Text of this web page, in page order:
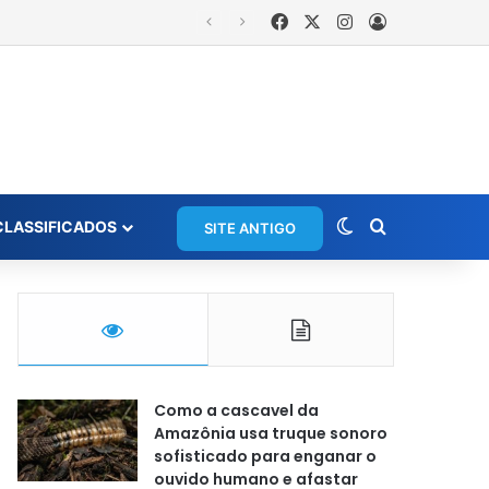
FacebookInstagram
SITE ANTIGO Switch skin
Como a cascavel da
Amazônia usa truque sonoro
sofisticado para enganar o
ouvido humano e afastar